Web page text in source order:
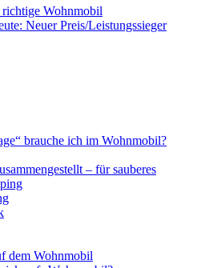
richtige Wohnmobil
Neuer Preis/Leistungssieger
brauche ich im Wohnmobil?
– für sauberes
dem Wohnmobil